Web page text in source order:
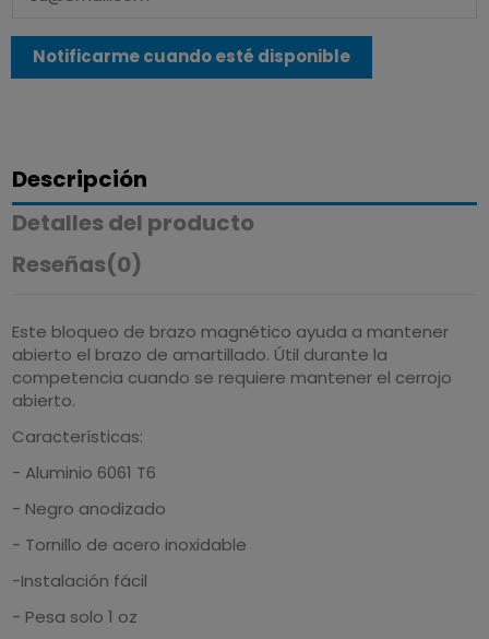
Descripción
Detalles del producto
Reseñas(0)
Este bloqueo de brazo magnético ayuda a mantener
abierto el brazo de amartillado. Útil durante la
competencia cuando se requiere mantener el cerrojo
abierto.
Características:
- Aluminio 6061 T6
- Negro anodizado
- Tornillo de acero inoxidable
-Instalación fácil
- Pesa solo 1 oz